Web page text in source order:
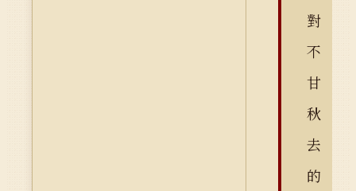
對
不
甘
秋
去
的